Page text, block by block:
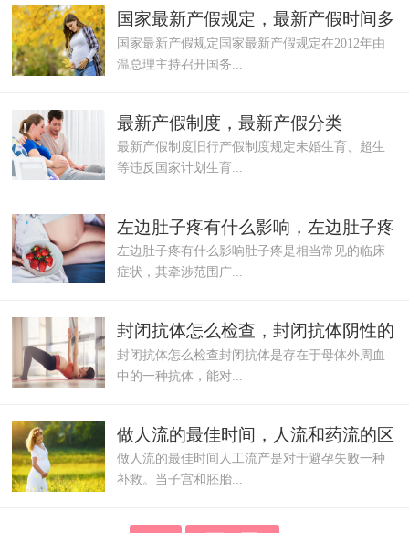
国家最新产假规定，最新产假时间多
少天
国家最新产假规定国家最新产假规定在2012年由
温总理主持召开国务...
最新产假制度，最新产假分类
最新产假制度旧行产假制度规定未婚生育、超生
等违反国家计划生育...
左边肚子疼有什么影响，左边肚子疼
怎么办
左边肚子疼有什么影响肚子疼是相当常见的临床
症状，其牵涉范围广...
封闭抗体怎么检查，封闭抗体阴性的
原因
封闭抗体怎么检查封闭抗体是存在于母体外周血
中的一种抗体，能对...
做人流的最佳时间，人流和药流的区
别
做人流的最佳时间人工流产是对于避孕失败一种
补救。当子宫和胚胎...